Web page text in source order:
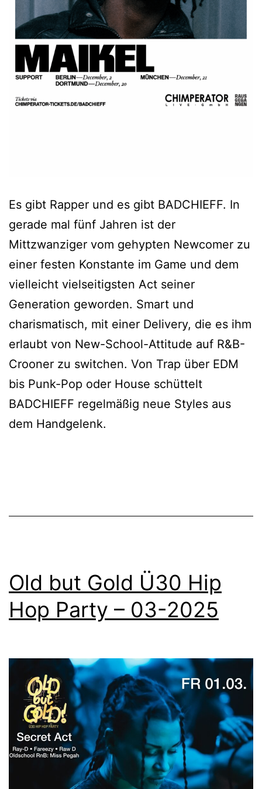
Es gibt Rapper und es gibt BADCHIEFF. In
gerade mal fünf Jahren ist der
Mittzwanziger vom gehypten Newcomer zu
einer festen Konstante im Game und dem
vielleicht vielseitigsten Act seiner
Generation geworden. Smart und
charismatisch, mit einer Delivery, die es ihm
erlaubt von New-School-Attitude auf R&B-
Crooner zu switchen. Von Trap über EDM
bis Punk-Pop oder House schüttelt
BADCHIEFF regelmäßig neue Styles aus
dem Handgelenk.
Old but Gold Ü30 Hip
Hop Party – 03-2025